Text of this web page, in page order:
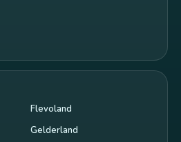
Flevoland
Gelderland